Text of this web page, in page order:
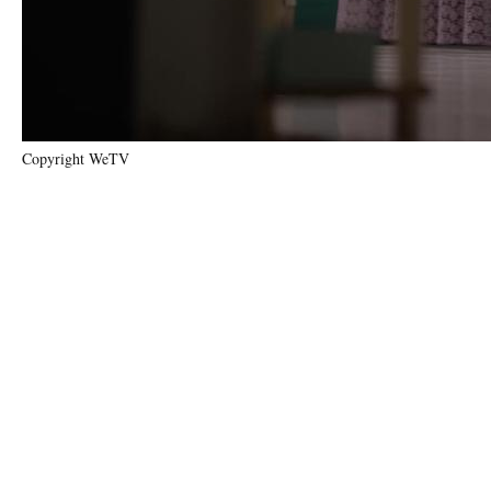
Copyright WeTV